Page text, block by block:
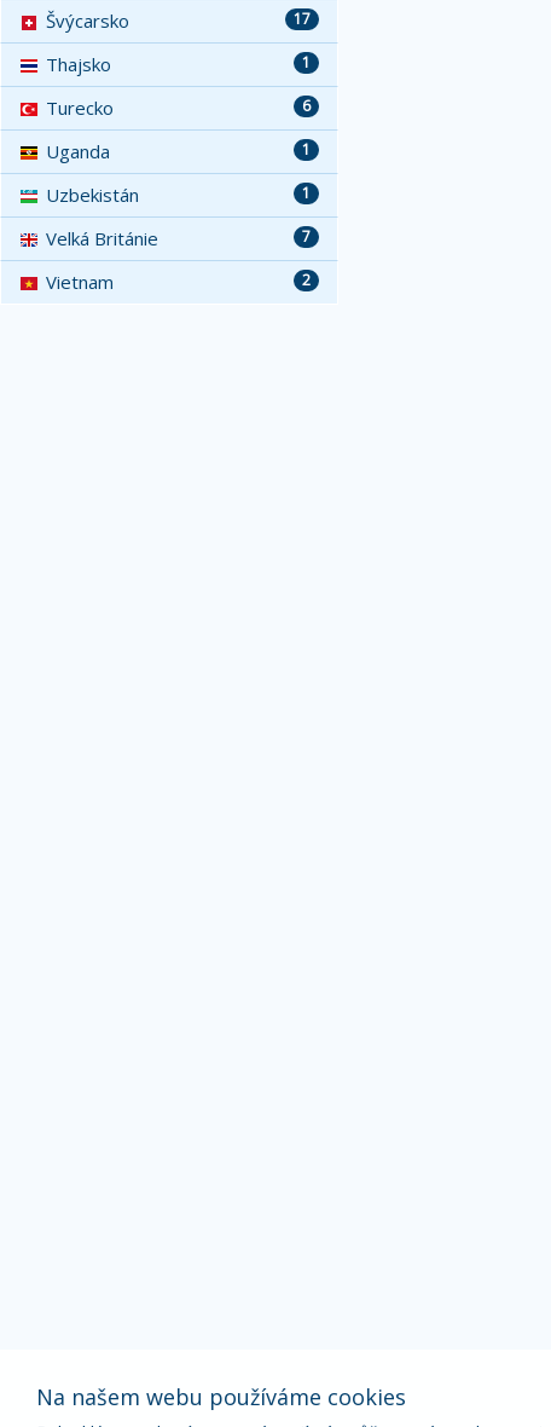
17
Švýcarsko
1
Thajsko
6
Turecko
1
Uganda
1
Uzbekistán
7
Velká Británie
2
Vietnam
Na našem webu používáme cookies